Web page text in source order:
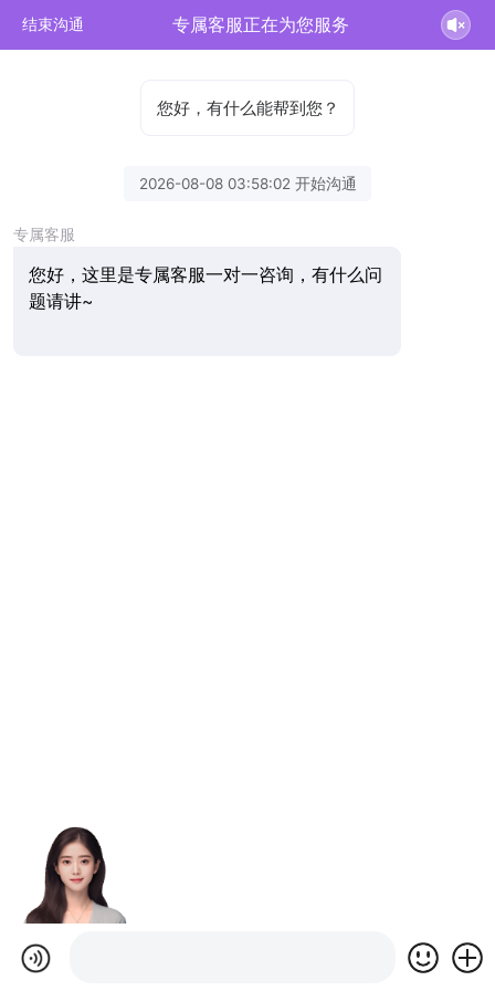
结束沟通 专属客服正在为您服务
您好，有什么能帮到您？
2026-08-08 03:58:02 开始沟通
专属客服
您好，这里是专属客服一对一咨询，有什么问
题请讲~